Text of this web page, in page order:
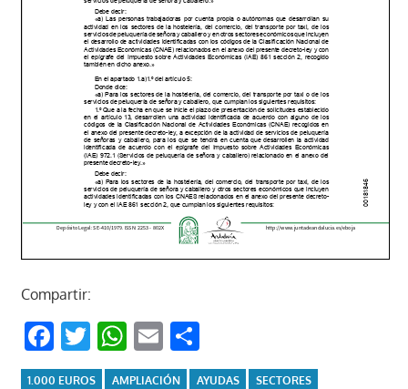
Compartir:
Facebook
Twitter
WhatsApp
EmailCompartir
1.000 EUROS AMPLIACIÓN AYUDAS SECTORES